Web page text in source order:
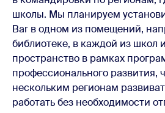
школы. Мы планируем
Bar в одном из помещений,
библиотеке, в каждой из школ
пространство в рамках
профессионального развития,
нескольким регионам
работать без необходимости